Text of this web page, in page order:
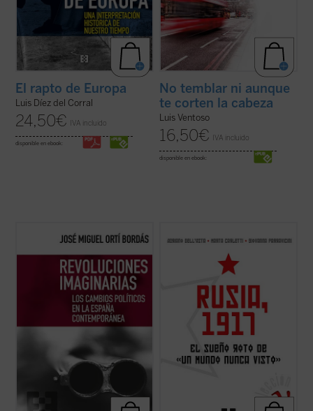
El rapto de Europa
Luis Díez del Corral
24,50€ IVA incluido
disponible en ebook:
No temblar ni aunque
te corten la cabeza
Luis Ventoso
16,50€ IVA incluido
disponible en ebook:
Este ensayo evidencia la incapacidad
revolucionaria de un país como el nuestro,
y refractario no solo a la revolución, sino
incluso a las meras reformas. El autor
incide en la condición tardígrada del ... (ver
Octubre de 1917, el presente libro ofrece
causas, los hechos y las consecuencias
inmediatas de este acontecimiento, que en